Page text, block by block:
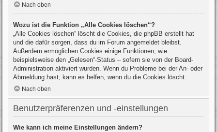
Nach oben
Wozu ist die Funktion „Alle Cookies löschen“?
„Alle Cookies löschen“ löscht die Cookies, die phpBB erstellt hat
und die dafür sorgen, dass du im Forum angemeldet bleibst.
Außerdem ermöglichen Cookies einige Funktionen, wie
beispielsweise den „Gelesen“-Status – sofern sie von der Board-
Administration aktiviert wurden. Wenn du Probleme bei der An- oder
Abmeldung hast, kann es helfen, wenn du die Cookies löscht.
Nach oben
Benutzerpräferenzen und -einstellungen
Wie kann ich meine Einstellungen ändern?